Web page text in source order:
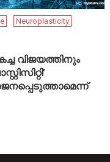
Neuroplasticity
വിജയത്തിനും